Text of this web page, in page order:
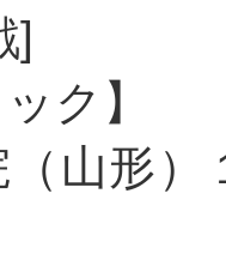
]
ク】
（山形